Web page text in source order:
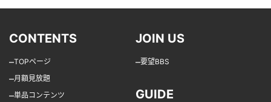
CONTENTS
–TOPページ
–月額見放題
–単品コンテンツ
JOIN US
–要望BBS
GUIDE